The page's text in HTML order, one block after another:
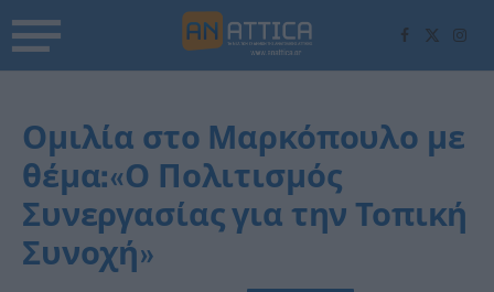
Facebook
X
(Twitter)
Ομιλία στο Μαρκόπουλο με
θέμα:«Ο Πολιτισμός
Συνεργασίας για την Τοπική
Συνοχή»